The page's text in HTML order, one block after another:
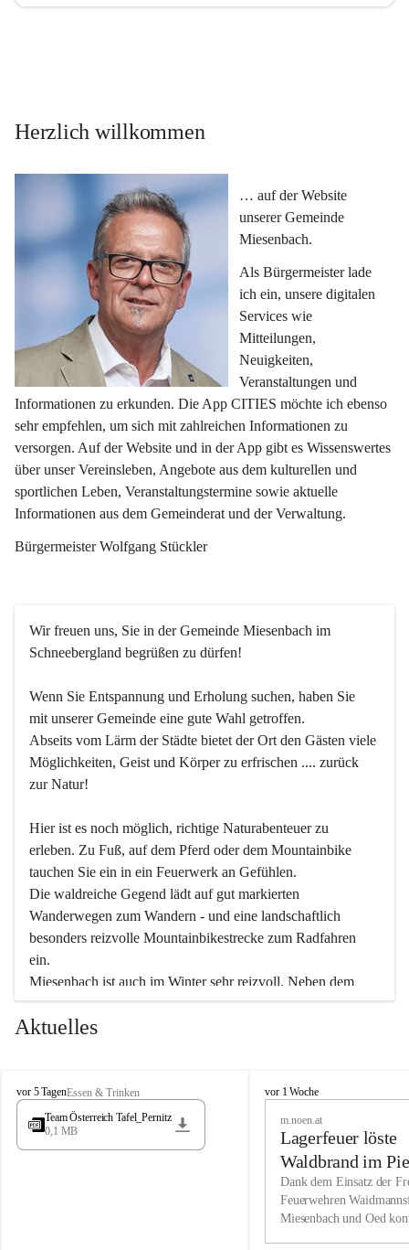
Herzlich willkommen
… auf der Website
unserer Gemeinde
Miesenbach.
Als Bürgermeister lade
ich ein, unsere digitalen
Services wie
Mitteilungen,
Neuigkeiten,
Veranstaltungen und
Informationen zu erkunden. Die App CITIES möchte ich ebenso
sehr empfehlen, um sich mit zahlreichen Informationen zu
versorgen. Auf der Website und in der App gibt es Wissenswertes
über unser Vereinsleben, Angebote aus dem kulturellen und
sportlichen Leben, Veranstaltungstermine sowie aktuelle
Informationen aus dem Gemeinderat und der Verwaltung.
Bürgermeister Wolfgang Stückler
Wir freuen uns, Sie in der Gemeinde Miesenbach im
Schneebergland begrüßen zu dürfen!
Wenn Sie Entspannung und Erholung suchen, haben Sie
mit unserer Gemeinde eine gute Wahl getroffen.
Abseits vom Lärm der Städte bietet der Ort den Gästen viele
Möglichkeiten, Geist und Körper zu erfrischen .... zurück
zur Natur!
Hier ist es noch möglich, richtige Naturabenteuer zu
erleben. Zu Fuß, auf dem Pferd oder dem Mountainbike
tauchen Sie ein in ein Feuerwerk an Gefühlen.
Die waldreiche Gegend lädt auf gut markierten
Wanderwegen zum Wandern - und eine landschaftlich
besonders reizvolle Mountainbikestrecke zum Radfahren
ein.
Miesenbach ist auch im Winter sehr reizvoll. Neben dem
Eisstockschießen gibt es auf dem nahe gelegenen Unterberg
wunderschöne Naturschneepisten, die zum Schifahren oder
vielfältige Angebot unserer Kulturvereine.
Überzeugen Sie sich selbst, dass Sie in Miesenbach sowie
in den Beherbergungsbetrieben, Gaststätten und urigen
Wir kennen Miesenbach als lebens- und liebenswerten Ort.
Tradition und Innovation werden ebenso groß geschrieben
Aktuelles
M
i
s
vor 5 TagenEssen & Trinken
Team Österreich Tafel_Pernitz
0,1 MB
M
h
vor 1 Woche
m.noen.at
Lagerfeuer löste
Waldbrand im
aus
Dank dem Einsatz der
Feuerwehren
Miesenbach und Oed